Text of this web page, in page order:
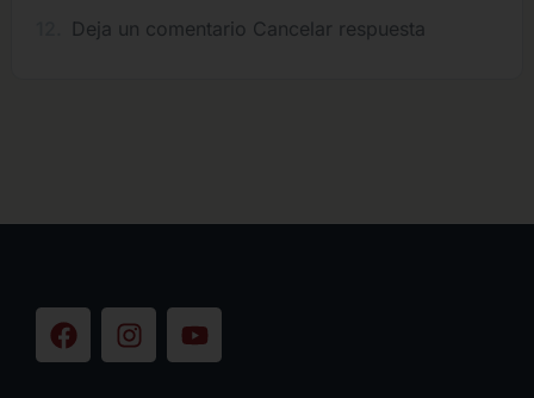
Deja un comentario Cancelar respuesta